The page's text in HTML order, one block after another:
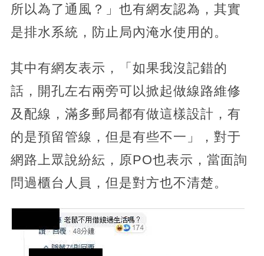
所以為了通風？」也有網友認為，其實
是排水系統，防止局內淹水使用的。
其中有網友表示，「如果我沒記錯的
話，開孔左右兩旁可以掀起做線路維修
及配線，滿多郵局都有做這樣設計，有
的是預留管線，但是有些不一」，對于
網路上眾說紛紜，原PO也表示，當面詢
問過櫃台人員，但是對方也不清楚。